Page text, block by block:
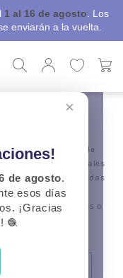
1 al 16 de agosto . Los
enviarán a la vuelta.
×
de agosto.
esos días
¡Gracias
🧶
una gran variedad de
telas originales
telas para prendas
para manteles,
para edredones o
más te gusta y